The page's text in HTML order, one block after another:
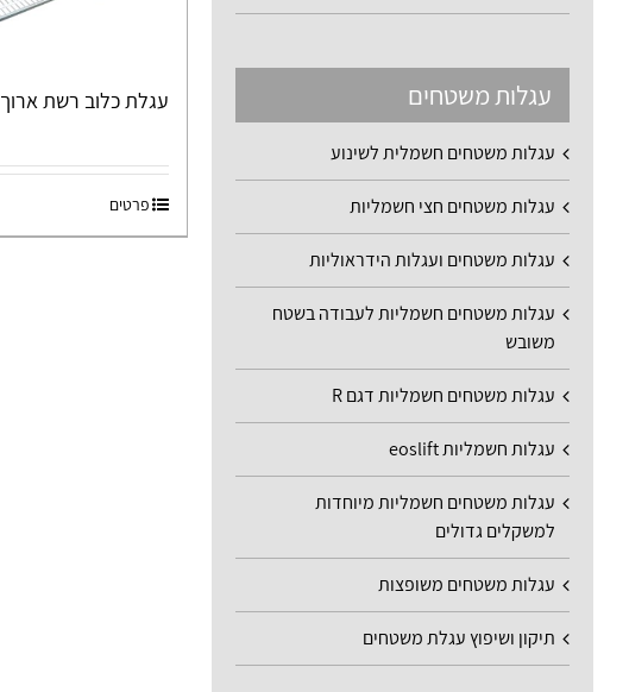
עגלת כלוב רשת ארוך 3 מדפים C110
פרטים
עגלות משטחים
עגלות משטחים חשמלית לשינוע
עגלות משטחים חצי חשמליות
עגלות משטחים ועגלות הידראוליות
עגלות משטחים חשמליות לעבודה בשטח
משובש
עגלות משטחים חשמליות דגם R
עגלות חשמליות eoslift
עגלות משטחים חשמליות מיוחדות
למשקלים גדולים
עגלות משטחים משופצות
תיקון ושיפוץ עגלת משטחים